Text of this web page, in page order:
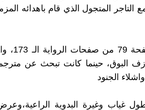
التاجر المتجول الذي قام باهدائه
وتأتي مفاجأة
عازف البوق، حينما كانت تبحث عن
الجنود
طول غياب وغيرة البدوية